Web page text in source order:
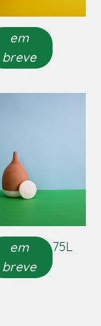
Oya 2L
em
breve
Bico 0,75L
em
breve